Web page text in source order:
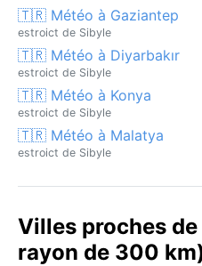
🇹🇷 Météo à Gaziantep
estroict de Sibyle
🇹🇷 Météo à Diyarbakır
estroict de Sibyle
🇹🇷 Météo à Konya
estroict de Sibyle
🇹🇷 Météo à Malatya
estroict de Sibyle
Villes proches
rayon de 300